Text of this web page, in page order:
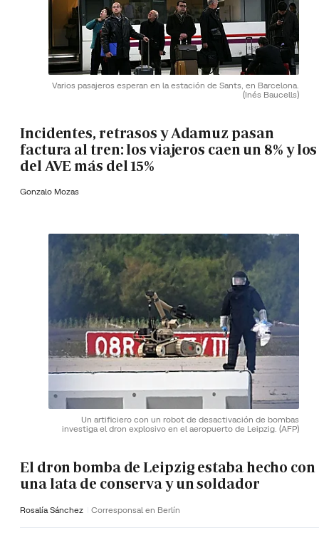
Varios pasajeros esperan en la estación de Sants, en Barcelona.
(Inés Baucells)
Incidentes, retrasos y Adamuz pasan
factura al tren: los viajeros caen un 8% y los
del AVE más del 15%
Gonzalo Mozas
Un artificiero con un robot de desactivación de bombas
investiga el dron explosivo en el aeropuerto de Leipzig. (AFP)
El dron bomba de Leipzig estaba hecho con
una lata de conserva y un soldador
Rosalía Sánchez Corresponsal en Berlín